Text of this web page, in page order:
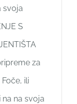
svoja
S
za
ili
na svoja